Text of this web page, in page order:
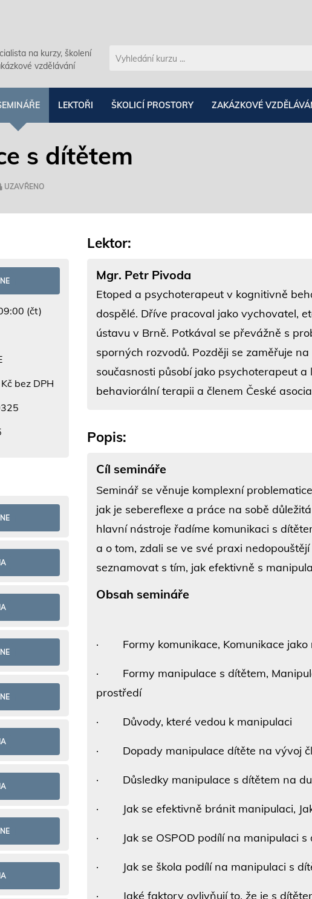
na kurzy, školení
vzdělávání
LEKTOŘI ŠKOLICÍ PROSTORY ZAKÁZKOVÉ
s dítětem
UZAVŘENO
Lektor:
Mgr. Petr Pivoda
Etoped a psychoterapeut v kognitivně
dospělé. Dříve pracoval jako vychovatel,
ústavu v Brně. Potkával se převážně s
sporných rozvodů. Později se zaměřuje
současnosti působí jako psychoterapeut
behaviorální terapii a členem České
Popis:
Cíl semináře
Seminář se věnuje komplexní
jak je sebereflexe a práce na sobě
hlavní nástroje řadíme komunikaci s
a o tom, zdali se ve své praxi
seznamovat s tím, jak efektivně s
Obsah semináře
· Formy komunikace, Komunikace jako
· Formy manipulace s dítětem,
prostředí
· Důvody, které vedou k manipulaci
· Dopady manipulace dítěte na vývoj
· Důsledky manipulace s dítětem na
· Jak se efektivně bránit manipulaci,
· Jak se OSPOD podílí na manipulaci s
· Jak se škola podílí na manipulaci s
· Jaké faktory ovlivňují to, že je s
(čt)
bez DPH